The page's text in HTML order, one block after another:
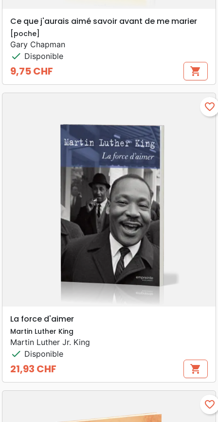
Ce que j'aurais aimé savoir avant de me marier
[poche]
Gary Chapman
check Disponible
Prix
9,75 CHF shopping_cart
favorite_border
La force d'aimer
Martin Luther King
Martin Luther Jr. King
check Disponible
Prix
21,93 CHF shopping_cart
favorite_border